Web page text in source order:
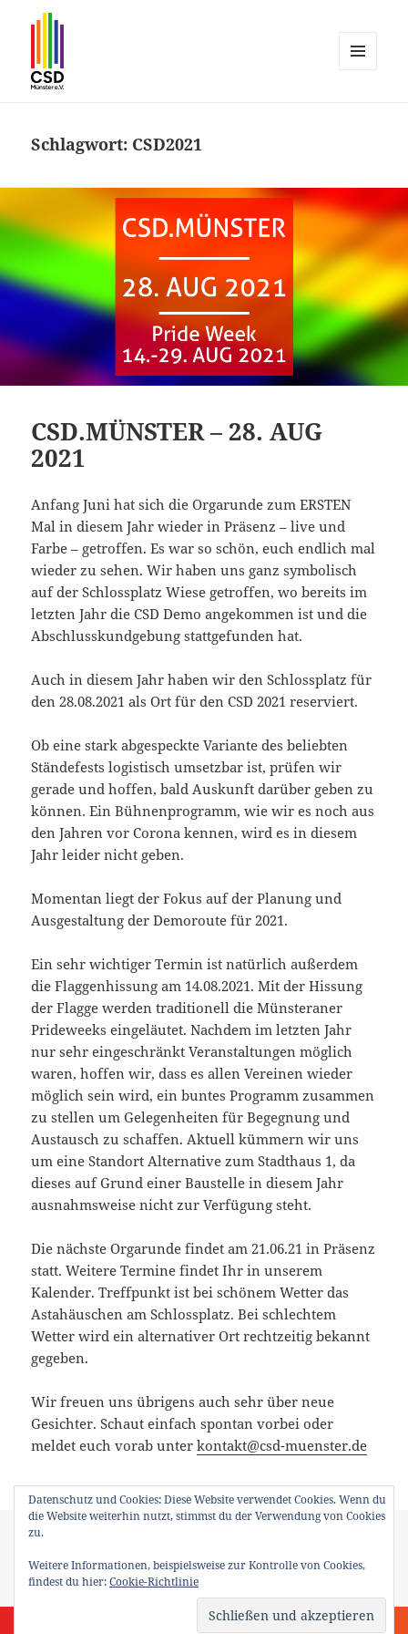
Schlagwort: CSD2021
CSD.MÜNSTER – 28. AUG
2021
Anfang Juni hat sich die Orgarunde zum ERSTEN
Mal in diesem Jahr wieder in Präsenz – live und
Farbe – getroffen. Es war so schön, euch endlich mal
wieder zu sehen. Wir haben uns ganz symbolisch
auf der Schlossplatz Wiese getroffen, wo bereits im
letzten Jahr die CSD Demo angekommen ist und die
Abschlusskundgebung stattgefunden hat.
Auch in diesem Jahr haben wir den Schlossplatz für
den 28.08.2021 als Ort für den CSD 2021 reserviert.
Ob eine stark abgespeckte Variante des beliebten
Ständefests logistisch umsetzbar ist, prüfen wir
gerade und hoffen, bald Auskunft darüber geben zu
können. Ein Bühnenprogramm, wie wir es noch aus
den Jahren vor Corona kennen, wird es in diesem
Jahr leider nicht geben.
Momentan liegt der Fokus auf der Planung und
Ausgestaltung der Demoroute für 2021.
Ein sehr wichtiger Termin ist natürlich außerdem
die Flaggenhissung am 14.08.2021. Mit der Hissung
der Flagge werden traditionell die Münsteraner
Prideweeks eingeläutet. Nachdem im letzten Jahr
nur sehr eingeschränkt Veranstaltungen möglich
waren, hoffen wir, dass es allen Vereinen wieder
möglich sein wird, ein buntes Programm zusammen
zu stellen um Gelegenheiten für Begegnung und
Austausch zu schaffen. Aktuell kümmern wir uns
um eine Standort Alternative zum Stadthaus 1, da
dieses auf Grund einer Baustelle in diesem Jahr
ausnahmsweise nicht zur Verfügung steht.
Die nächste Orgarunde findet am 21.06.21 in Präsenz
statt. Weitere Termine findet Ihr in unserem
Kalender. Treffpunkt ist bei schönem Wetter das
Astahäuschen am Schlossplatz. Bei schlechtem
Wetter wird ein alternativer Ort rechtzeitig bekannt
gegeben.
Wir freuen uns übrigens auch sehr über neue
Gesichter. Schaut einfach spontan vorbei oder
meldet euch vorab unterkontakt@csd-muenster.de
CSD2021,Demo,Flaggenhissung,LGBTIQ*,Münster,Pride,Pride
2021,Pride Weeks,Queer,Schlossplatz
Datenschutz und Cookies: Diese Website verwendet Cookies. Wenn du
die Website weiterhin nutzt, stimmst du der Verwendung von Cookies
zu.
Weitere Informationen, beispielsweise zur Kontrolle von Cookies,
findest du hier:Cookie-Richtlinie